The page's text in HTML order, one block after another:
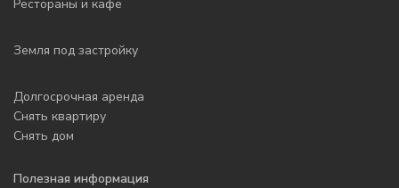
Рестораны и кафе
Земля под застройку
Долгосрочная аренда
Снять квартиру
Снять дом
Полезная информация